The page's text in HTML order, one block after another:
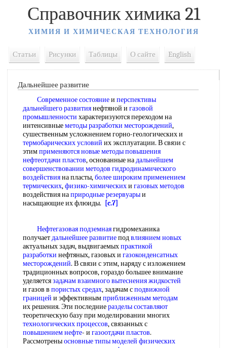
Справочник химика 21
ХИМИЯ И ХИМИЧЕСКАЯ ТЕХНОЛОГИЯ
Статьи Рисунки Таблицы О сайте English
Дальнейшее развитие
Современное состояниеи перспективы
дальнейшего развитиянефтяной и газовой
промышленности характеризуются переходом на
интенсивныеметоды разработки месторождений,
сушественным усложнением горно-геологических и
термобарических условий их эксплуатации. В связи с
этимприменяются новыеметоды повышения
нефтеотдачи пластов, основанные надальнейшем
совершенствовании методов гидродинамического
воздействияна пласты,более широкимприменением
термических,физико-химическихи газовых методов
воздействия наприродные резервуарыи
насыщающие их флюиды.
[c.7]
Нефтегазовая подземнаягидромеханика
получаетдальнейшее развитиеподвлиянием новых
актуальных задач, выдвигаемыхпрактикой
разработки нефтяных, газовых и газоконденсатных
месторождений. В связи с этим, наряду с изложением
традиционных вопросов, гораздо большее внимание
уделяетсязадачам взаимноговытеснения жидкостей
и газов в пористых средах, задачам сподвижной
границей и эффективнымприближенным методам
их решения. Эти последниеразделы составляют
теоретическую базу при моделировании многих
технологических процессов, связанных с
повышением нефте- и газоотдачи пластов.
Рассмотреныосновные типы моделей физических